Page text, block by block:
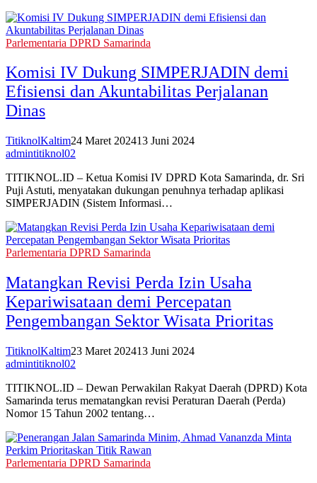
Parlementaria DPRD Samarinda
Komisi IV Dukung SIMPERJADIN demi
Efisiensi dan Akuntabilitas Perjalanan
Dinas
TitiknolKaltim24 Maret 202413 Juni 2024
admintitiknol02
TITIKNOL.ID – Ketua Komisi IV DPRD Kota Samarinda, dr. Sri
Puji Astuti, menyatakan dukungan penuhnya terhadap aplikasi
SIMPERJADIN (Sistem Informasi…
Parlementaria DPRD Samarinda
Matangkan Revisi Perda Izin Usaha
Kepariwisataan demi Percepatan
Pengembangan Sektor Wisata Prioritas
TitiknolKaltim23 Maret 202413 Juni 2024
admintitiknol02
TITIKNOL.ID – Dewan Perwakilan Rakyat Daerah (DPRD) Kota
Samarinda terus mematangkan revisi Peraturan Daerah (Perda)
Nomor 15 Tahun 2002 tentang…
Parlementaria DPRD Samarinda